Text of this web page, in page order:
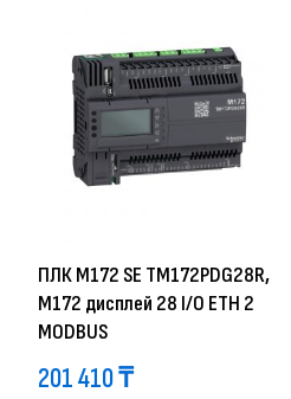
ПЛК М172 SE TM172PDG28R,
M172 дисплей 28 I/O ETH 2
MODBUS
201 410₸